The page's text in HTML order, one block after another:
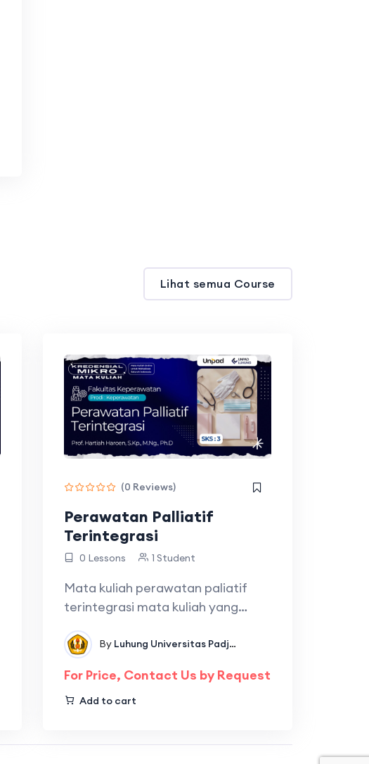
Lihat semua Course
Fakultas Keperawatan
(0 Reviews)
Perawatan Palliatif
Terintegrasi
0 Lessons 1 Student
Mata kuliah perawatan paliatif
terintegrasi mata kuliah yang
By Luhung Universitas Padjadjaran
For Price, Contact Us by Request
Add to cart